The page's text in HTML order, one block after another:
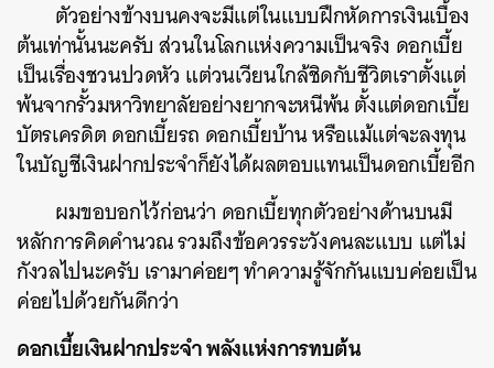
ตัวอย่างข้างบนคงจะมีแต่ในแบบฝึกหัดการเงินเบื้อง
ต้นเท่านั้นนะครับ ส่วนในโลกแห่งความเป็นจริง ดอกเบี้ย
เป็นเรื่องชวนปวดหัว แต่วนเวียนใกล้ชิดกับชีวิตเราตั้งแต่
พ้นจากรั้วมหาวิทยาลัยอย่างยากจะหนีพ้น ตั้งแต่ดอกเบี้ย
บัตรเครดิต ดอกเบี้ยรถ ดอกเบี้ยบ้าน หรือแม้แต่จะลงทุน
ในบัญชีเงินฝากประจำก็ยังได้ผลตอบแทนเป็นดอกเบี้ยอีก
ผมขอบอกไว้ก่อนว่า ดอกเบี้ยทุกตัวอย่างด้านบนมี
หลักการคิดคำนวณ รวมถึงข้อควรระวังคนละแบบ แต่ไม่
กังวลไปนะครับ เรามาค่อยๆ ทำความรู้จักกันแบบค่อยเป็น
ค่อยไปด้วยกันดีกว่า
ดอกเบี้ยเงินฝากประจำ พลังแห่งการทบต้น